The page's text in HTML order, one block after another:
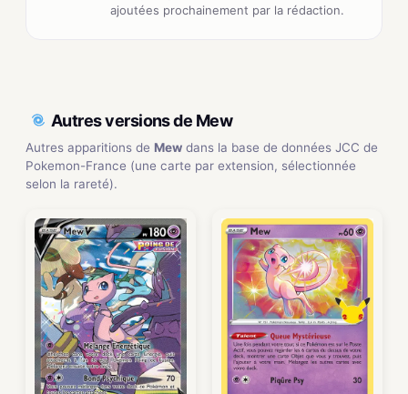
ajoutées prochainement par la rédaction.
Autres versions de Mew
Autres apparitions de Mew dans la base de données JCC de
Pokemon-France (une carte par extension, sélectionnée
selon la rareté).